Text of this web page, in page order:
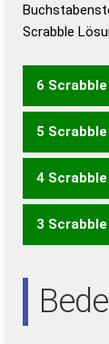
Scrabble
6
RASEST
5
ARTES
RATES
TASSE
4
ARTE ASER
RATE RATS
3
SET